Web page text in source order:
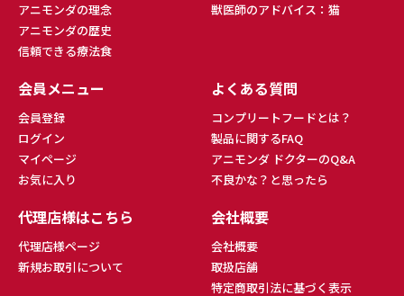
アニモンダの理念
アニモンダの歴史
信頼できる療法食
獣医師のアドバイス：猫
会員メニュー
会員登録
ログイン
マイページ
お気に入り
よくある質問
コンプリートフードとは？
製品に関するFAQ
アニモンダ ドクターのQ&A
不良かな？と思ったら
代理店様はこちら
代理店様ページ
新規お取引について
会社概要
会社概要
取扱店舗
特定商取引法に基づく表示